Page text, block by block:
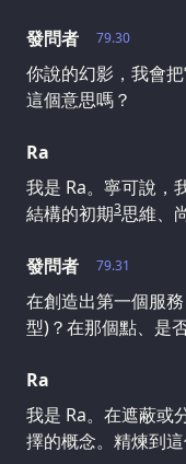
79.30
發問者
你說的幻影，我會
這個意思嗎？
Ra
我是 Ra。寧可說，
結構的初期3思維、
79.31
發問者
在創造出第一個服
型)？在那個點、是
Ra
我是 Ra。在遮蔽或
擇的概念。精煉到這